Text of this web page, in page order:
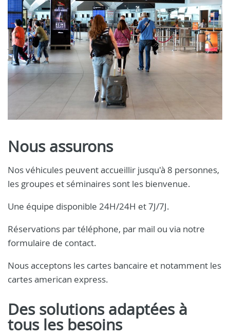
Nous assurons
Nos véhicules peuvent accueillir jusqu'à 8 personnes,
les groupes et séminaires sont les bienvenue.
Une équipe disponible 24H/24H et 7J/7J.
Réservations par téléphone, par mail ou via notre
formulaire de contact.
Nous acceptons les cartes bancaire et notamment les
cartes american express.
Des solutions adaptées à
tous les besoins